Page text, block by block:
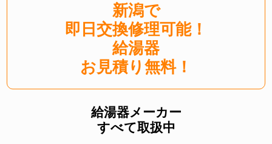
新潟で
即日交換修理可能！
給湯器
お見積り無料！
給湯器メーカー
すべて取扱中